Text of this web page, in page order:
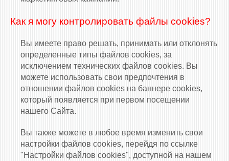
Как я могу контролировать файлы cookies?
Вы имеете право решать, принимать или отклонять
определенные типы файлов cookies, за
исключением технических файлов cookies. Вы
можете использовать свои предпочтения в
отношении файлов cookies на баннере cookies,
который появляется при первом посещении
нашего Сайта.
Вы также можете в любое время изменить свои
настройки файлов cookies, перейдя по ссылке
"Настройки файлов cookies", доступной на нашем